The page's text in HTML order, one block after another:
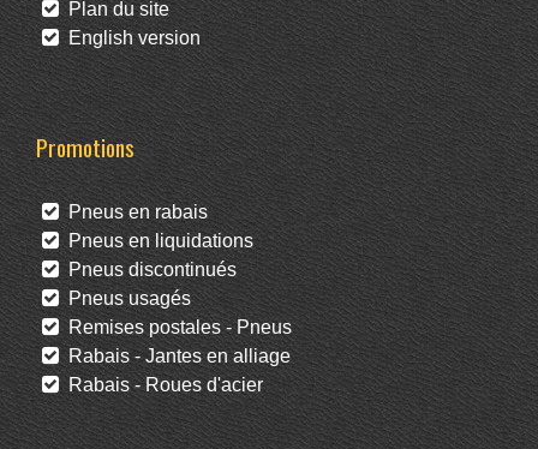
Plan du site
English version
Promotions
Pneus en rabais
Pneus en liquidations
Pneus discontinués
Pneus usagés
Remises postales - Pneus
Rabais - Jantes en alliage
Rabais - Roues d'acier